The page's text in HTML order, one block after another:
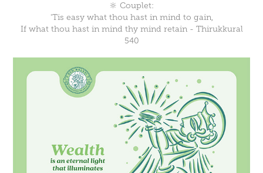
🔆 Couplet:
'Tis easy what thou hast in mind to gain,
If what thou hast in mind thy mind retain - Thirukkural
540